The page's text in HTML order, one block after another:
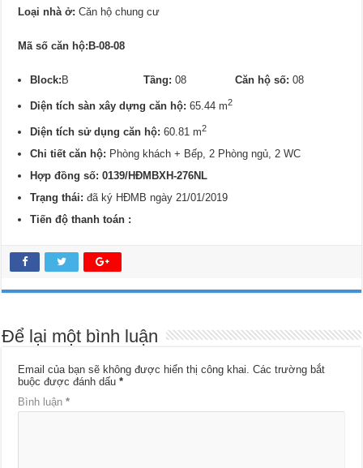
Loại nhà ở: Căn hộ chung cư
Mã số căn hộ:B-08-08
Block:BTầng: 08Căn hộ số: 08
Diện tích sàn xây dựng căn hộ:65.44 m2
Diện tích sử dụng căn hộ: 60.81 m2
Chi tiết căn hộ: Phòng khách + Bếp, 2 Phòng ngủ, 2 WC
Hợp đồng số: 0139/HĐMBXH-276NL
Trạng thái:đã ký HĐMB ngày 21/01/2019
Tiến độ thanh toán :
Để lại một bình luận
Email của bạn sẽ không được hiển thị công khai. Các trường bắt
buộc được đánh dấu*
Bình luận*